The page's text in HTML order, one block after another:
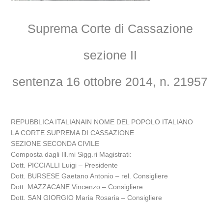
Suprema Corte di Cassazione
sezione II
sentenza 16 ottobre 2014, n. 21957
REPUBBLICA ITALIANAIN NOME DEL POPOLO ITALIANO
LA CORTE SUPREMA DI CASSAZIONE
SEZIONE SECONDA CIVILE
Composta dagli Ill.mi Sigg.ri Magistrati:
Dott. PICCIALLI Luigi – Presidente
Dott. BURSESE Gaetano Antonio – rel. Consigliere
Dott. MAZZACANE Vincenzo – Consigliere
Dott. SAN GIORGIO Maria Rosaria – Consigliere